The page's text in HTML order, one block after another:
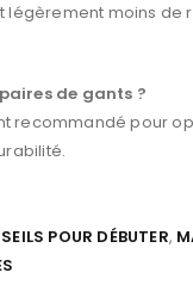
légèrement moins de
de gants ?
recommandé pour
POUR DÉBUTER,